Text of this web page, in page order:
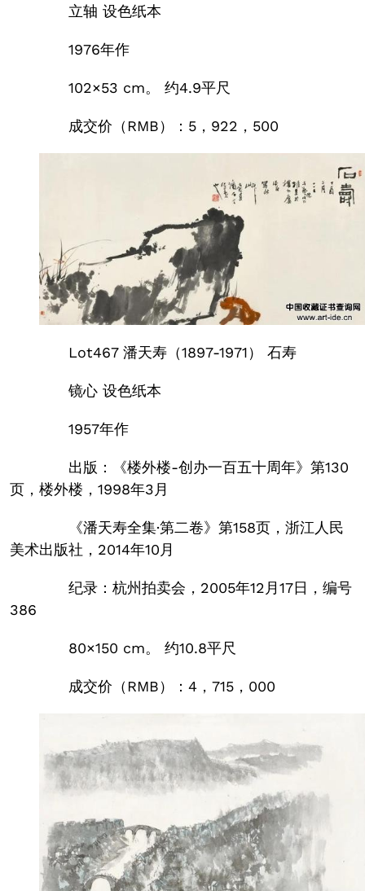
立轴 设色纸本
1976年作
102×53 cm。 约4.9平尺
成交价（RMB）：5，922，500
Lot467 潘天寿（1897-1971） 石寿
镜心 设色纸本
1957年作
出版：《楼外楼-创办一百五十周年》第130
页，楼外楼，1998年3月
《潘天寿全集·第二卷》第158页，浙江人民
美术出版社，2014年10月
纪录：杭州拍卖会，2005年12月17日，编号
386
80×150 cm。 约10.8平尺
成交价（RMB）：4，715，000